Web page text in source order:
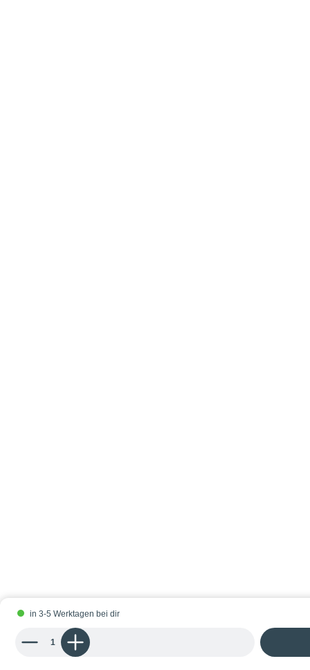
Produkt Anzahl: Gib den gewünschten Wert ein oder benutze die
in 3-5 Werktagen bei dir